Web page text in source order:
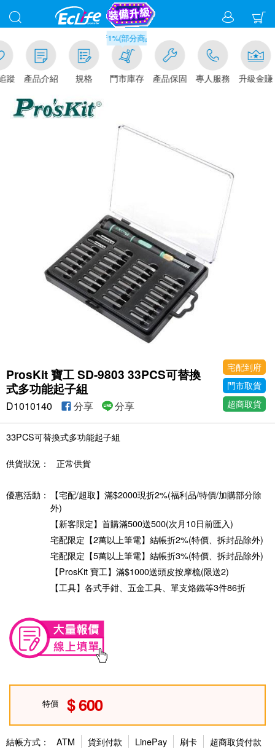
蹤 產品介紹 規格
滿千元門市取貨現折1%(部分商品不適用)-請點我看
門市庫存 產品保固 專人服務 升級金賺
ProsKit 寶工 SD-9803 33PCS可替換
式多功能起子組
宅配到府
門市取貨
超商取貨
D1010140 分享 分享
33PCS可替換式多功能起子組
供貨狀況： 正常供貨
優惠活動：
【宅配/超取】滿$2000現折2%(福利品/特價/加購部分除
外)
【新客限定】首購滿500送500(次月10日前匯入)
宅配限定【2萬以上筆電】結帳折2%(特價、拆封品除外)
宅配限定【5萬以上筆電】結帳折3%(特價、拆封品除外)
【ProsKit 寶工】滿$1000送頭皮按摩梳(限送2)
【工具】各式手鉗、五金工具、單支烙鐵等3件86折
特價 600
結帳方式： ATM 貨到付款 LinePay 刷卡 超商取貨付款